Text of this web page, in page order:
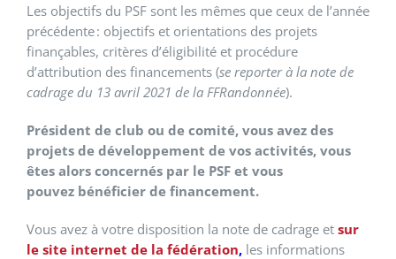
Les objectifs du PSF sont les mêmes que ceux de l’année
précédente : objectifs et orientations des projets
finançables, critères d’éligibilité et procédure
d’attribution des financements (se reporter à la note de
cadrage du 13 avril 2021 de la FFRandonnée).
Président de club ou de comité, vous avez des
projets de développement de vos activités, vous
êtes alors concernés par le PSF et vous
pouvez bénéficier de financement.
Vous avez à votre disposition la note de cadrage et sur
le site internet de la fédération, les informations